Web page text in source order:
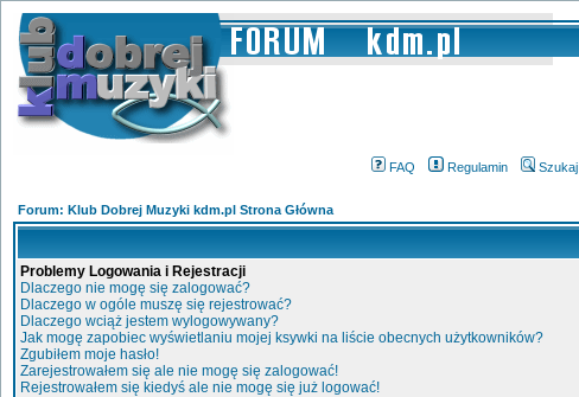
FAQ Regulamin Szukaj
Forum: Klub Dobrej Muzyki kdm.pl Strona Główna
Problemy Logowania i Rejestracji
Dlaczego nie mogę się zalogować?
Dlaczego w ogóle muszę się rejestrować?
Dlaczego wciąż jestem wylogowywany?
Jak mogę zapobiec wyświetlaniu mojej ksywki na liście obecnych użytkowników?
Zgubiłem moje hasło!
Zarejestrowałem się ale nie mogę się zalogować!
Rejestrowałem się kiedyś ale nie mogę się już logować!